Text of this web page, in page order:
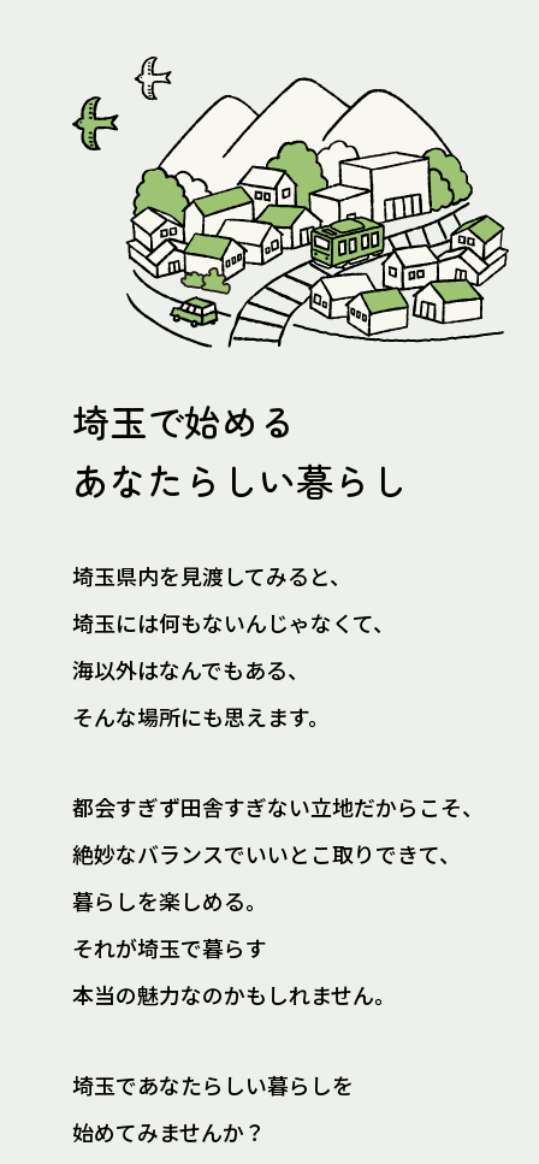
埼玉で始める
あなたらしい暮らし
埼玉県内を見渡してみると、
埼玉には何もないんじゃなくて、
海以外はなんでもある、
そんな場所にも思えます。
都会すぎず田舎すぎない立地だからこそ、
絶妙なバランスでいいとこ取りできて、
暮らしを楽しめる。
それが埼玉で暮らす
本当の魅力なのかもしれません。
埼玉であなたらしい暮らしを
始めてみませんか？